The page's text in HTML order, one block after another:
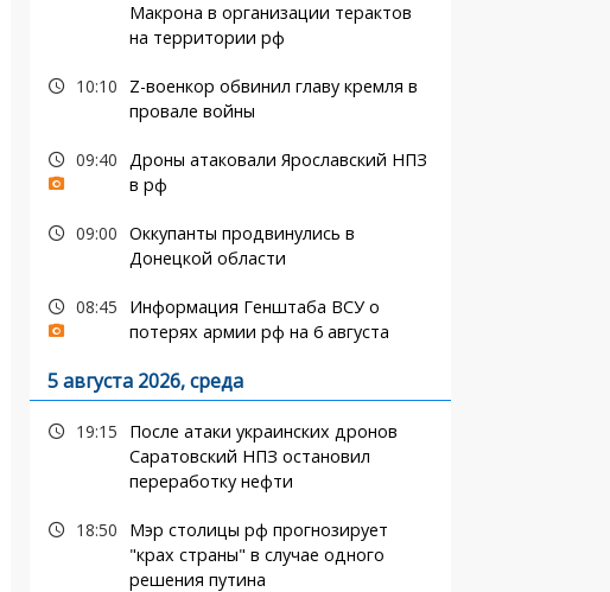
Макрона в организации терактов
на территории рф
10:10
Z-военкор обвинил главу кремля в
провале войны
09:40 Дроны атаковали Ярославский НПЗ
в рф
09:00 Оккупанты продвинулись в
Донецкой области
08:45
Информация Генштаба ВСУ о
потерях армии рф на 6 августа
5 августа 2026, среда
19:15
После атаки украинских дронов
Саратовский НПЗ остановил
переработку нефти
18:50
Мэр столицы рф прогнозирует
"крах страны" в случае одного
решения путина